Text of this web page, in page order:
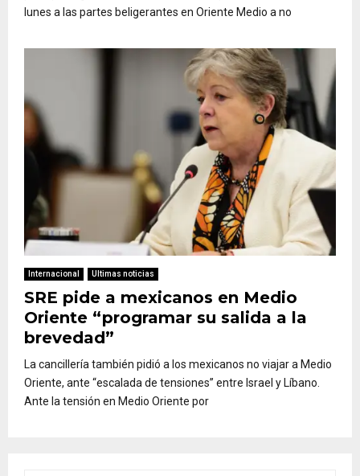
lunes a las partes beligerantes en Oriente Medio a no
Internacional Ultimas noticias
SRE pide a mexicanos en Medio
Oriente “programar su salida a la
brevedad”
La cancillería también pidió a los mexicanos no viajar a Medio
Oriente, ante “escalada de tensiones” entre Israel y Líbano.
Ante la tensión en Medio Oriente por